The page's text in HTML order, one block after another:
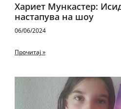
Хариет Мункастер:
настапува на шоу
06/06/2024
Прочитај »